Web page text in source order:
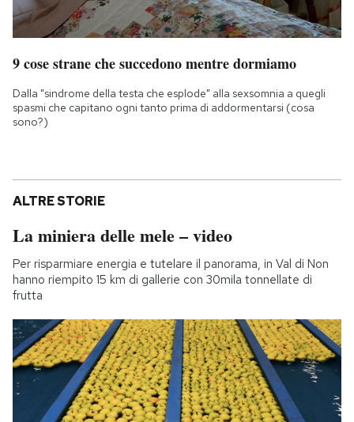
9 cose strane che succedono mentre dormiamo
Dalla "sindrome della testa che esplode" alla sexsomnia a quegli
spasmi che capitano ogni tanto prima di addormentarsi (cosa
sono?)
ALTRE STORIE
La miniera delle mele – video
Per risparmiare energia e tutelare il panorama, in Val di Non
hanno riempito 15 km di gallerie con 30mila tonnellate di
frutta